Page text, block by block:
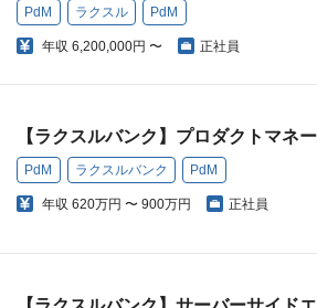
PdM ラクスル PdM
年収 6,200,000円 〜 正社員
【ラクスルバンク】プロダクトマネ
PdM ラクスルバンク PdM
年収 620万円 〜 900万円 正社員